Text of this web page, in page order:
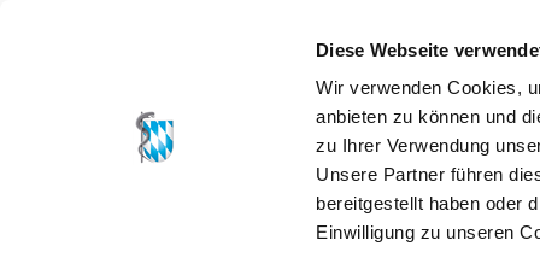
Diese Webseite
Wir verwenden Cookies,
anbieten zu können und
zu Ihrer Verwendung
Unsere Partner führen
bereitgestellt haben oder
Einwilligung zu unseren